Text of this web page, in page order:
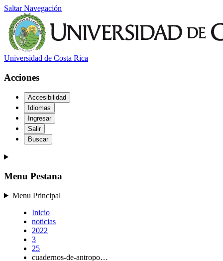
Saltar Navegación
Universidad de Costa Rica
Acciones
Accesibilidad
Idiomas
Ingresar
Salir
Buscar
Menu Pestana
Menu Principal
Inicio
noticias
2022
3
25
cuadernos-de-antropo…